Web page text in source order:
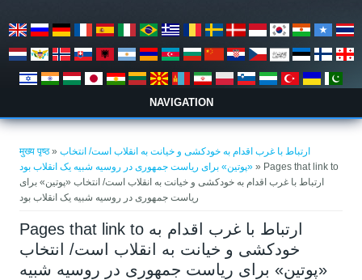
NAVIGATION
मुख्य पृष्ठ»ارتباط با غرب اقدام به خودکشی و خیانت به انقلاب است/ انتخاب
«پوتین» برای ریاست جمهوری در روسیه شبیه یک انقلاب بود » Pages that link to
ارتباط با غرب اقدام به خودکشی و خیانت به انقلاب است/ انتخاب «پوتین» برای
ریاست جمهوری در روسیه شبیه یک انقلاب بود
Pages that link to ارتباط با غرب اقدام به
خودکشی و خیانت به انقلاب است/ انتخاب
«پوتین» برای ریاست جمهوری در روسیه شبیه